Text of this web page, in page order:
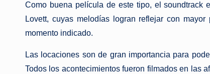
Como buena película de este tipo, el soundtrack
Lovett, cuyas melodías logran reflejar con
momento indicado.
Las locaciones son de gran importancia para
Todos los acontecimientos fueron filmados en las